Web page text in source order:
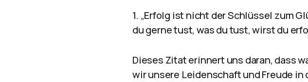
1. „Erfolg ist nicht der Schlüssel zum
du gerne tust, was du tust, wirst du
Dieses Zitat erinnert uns daran, dass
wir unsere Leidenschaft und Freude